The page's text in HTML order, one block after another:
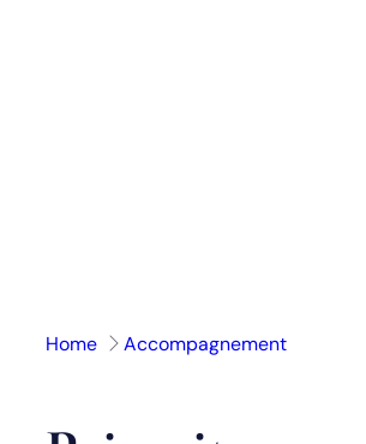
Home Accompagnement